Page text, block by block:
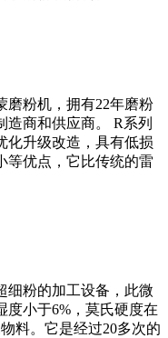
磨粉机，拥有22年磨粉
商和供应商。 R系列
化升级改造，具有低损
等优点，它比传统的雷
细粉的加工设备，此微
度小于6%，莫氏硬度在
料。它是经过20多次的